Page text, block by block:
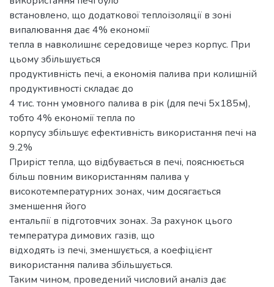
встановлено, що додаткової теплоізоляції в зоні
випалювання дає 4% економії
тепла в навколишнє середовище через корпус. При
цьому збільшується
продуктивність печі, а економія палива при колишній
продуктивності складає до
4 тис. тонн умовного палива в рік (для печі 5х185м),
тобто 4% економії тепла по
корпусу збільшує ефективність використання печі на
9.2%
Приріст тепла, що відбувається в печі, пояснюється
більш повним використанням палива у
високотемпературних зонах, чим досягається
зменшення його
ентальпії в підготовчих зонах. За рахунок цього
температура димових газів, що
відходять із печі, зменшується, а коефіцієнт
використання палива збільшується.
Таким чином, проведений числовий аналіз дає